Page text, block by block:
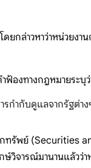
ล่าวหาว่าหน่วยงาน
ฟ้องทางกฎหมายระบุว่
ำกับดูแลจากรัฐต่า
ทรัพย์ (Securities
วิจารณ์มานานแล้ว